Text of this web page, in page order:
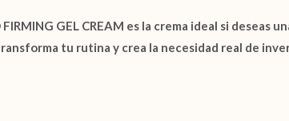
GEL CREAM es la crema ideal si deseas
tu rutina y crea la necesidad real de